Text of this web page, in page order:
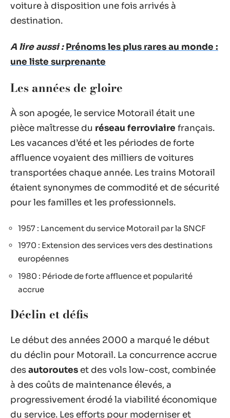
voiture à disposition une fois arrivés à
destination.
A lire aussi : Prénoms les plus rares au monde :
une liste surprenante
Les années de gloire
À son apogée, le service Motorail était une
pièce maîtresse du réseau ferroviaire français.
Les vacances d’été et les périodes de forte
affluence voyaient des milliers de voitures
transportées chaque année. Les trains Motorail
étaient synonymes de commodité et de sécurité
pour les familles et les professionnels.
1957 : Lancement du service Motorail par la SNCF
1970 : Extension des services vers des destinations
européennes
1980 : Période de forte affluence et popularité
accrue
Déclin et défis
Le début des années 2000 a marqué le début
du déclin pour Motorail. La concurrence accrue
desautoroutes et des vols low-cost, combinée
à des coûts de maintenance élevés, a
progressivement érodé la viabilité économique
du service. Les efforts pour moderniser et